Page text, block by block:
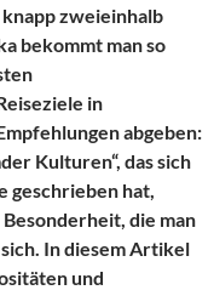
zweieinhalb
bekommt man so
in
abgeben:
Kulturen“, das sich
geschrieben hat,
die man
In diesem Artikel
und